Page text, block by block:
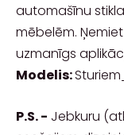
automašīnu
mēbelēm.
uzmanīgs
Modelis:
P.S. - Jebkuru